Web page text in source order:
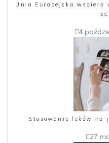
Unia Europejska
4
Stosowanie leków
27